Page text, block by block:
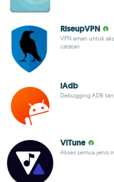
RiseupVPN
VPN aman untuk
catatan
iAdb
Debugging ADB
ViTune
Akses semua jenis